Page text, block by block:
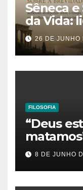
Sêneca
da Vida:
sobre o
o
26 DE
FILOSOFIA
“Deus
Friedrich
8 DE JUNHO